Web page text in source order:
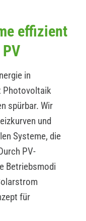
effizient
in
Photovoltaik
spürbar. Wir
und
Systeme, die
PV-
Betriebsmodi
für